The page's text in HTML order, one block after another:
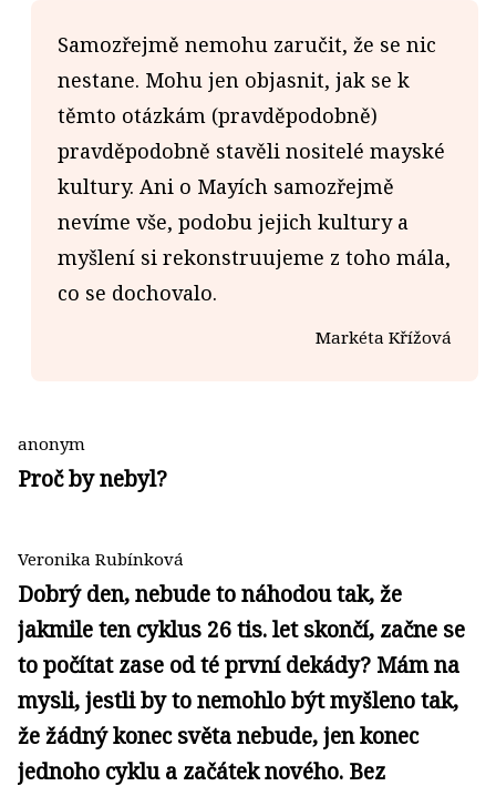
Samozřejmě nemohu zaručit, že se nic
nestane. Mohu jen objasnit, jak se k
těmto otázkám (pravděpodobně)
pravděpodobně stavěli nositelé mayské
kultury. Ani o Mayích samozřejmě
nevíme vše, podobu jejich kultury a
myšlení si rekonstruujeme z toho mála,
co se dochovalo.
Markéta Křížová
anonym
Proč by nebyl?
Veronika Rubínková
Dobrý den, nebude to náhodou tak, že
jakmile ten cyklus 26 tis. let skončí, začne se
to počítat zase od té první dekády? Mám na
mysli, jestli by to nemohlo být myšleno tak,
že žádný konec světa nebude, jen konec
jednoho cyklu a začátek nového. Bez